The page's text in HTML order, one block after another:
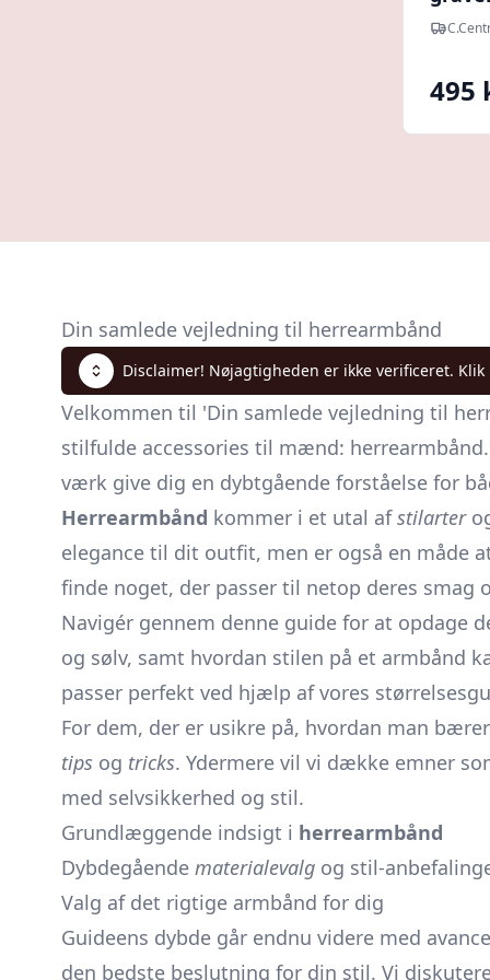
læder,
495
Din samlede vejledning til herrearmbånd
Disclaimer! Nøjagtigheden er ikke verificeret.
Velkommen til 'Din samlede vejledning til
stilfulde accessories til mænd:
værk give dig en dybtgående forståelse for
Herrearmbånd kommer i et utal afstilarter
elegance til dit outfit, men er også en måde
finde noget, der passer til netop deres smag
Navigér gennem denne guide for at opdage
og sølv, samt hvordan stilen på et armbånd
passer perfekt ved hjælp af vores
For dem, der er usikre på, hvordan man
tips og tricks. Ydermere vil vi dække emner
med selvsikkerhed og stil.
Grundlæggende indsigt i herrearmbånd
Dybdegående materialevalg og stil-
Valg af det rigtige armbånd for dig
Guideens dybde går endnu videre med
den bedste beslutning for din stil. Vi